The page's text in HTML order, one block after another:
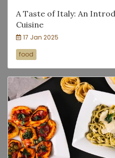
A Taste of Italy: An
Cuisine
17 Jan 2025
food